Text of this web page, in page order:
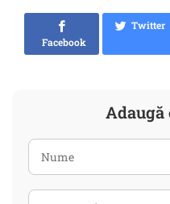
Facebook
Twitter